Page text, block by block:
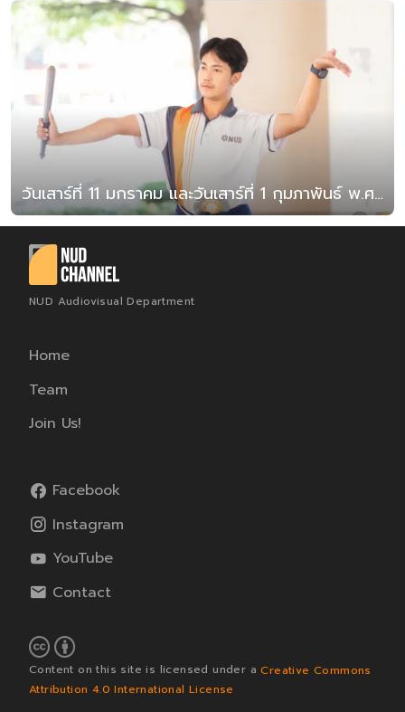
วันเสาร์ที่ 11 มกราคม และวันเสาร์ที่ 1 กุมภาพันธ์ พ.ศ. 2568
NUD Audiovisual Department
Home
Team
Join Us!
Facebook
Instagram
YouTube
Contact
Content on this site is licensed under aCreative Commons
Attribution 4.0 International License